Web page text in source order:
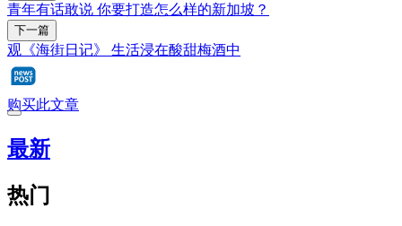
青年有话敢说 你要打造怎么样的新加坡？
下一篇
观《海街日记》 生活浸在酸甜梅酒中
购买此文章
最新
热门